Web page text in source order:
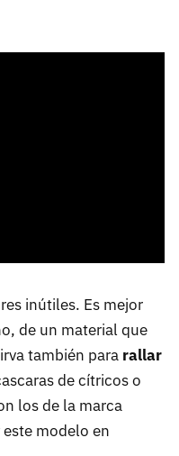
inútiles. Es mejor
de un material que
también para rallar
de cítricos o
los de la marca
este modelo en